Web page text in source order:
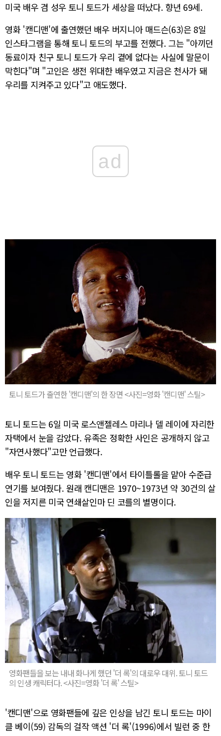
미국 배우 겸 성우 토니 토드가 세상을 떠났다. 향년 69세.
영화 '캔디맨'에 출연했던 배우 버지니아 매드슨(63)은 8일
인스타그램을 통해 토니 토드의 부고를 전했다. 그는 "아끼던
동료이자 친구 토니 토드가 우리 곁에 없다는 사실에 말문이
막힌다"며 "고인은 생전 위대한 배우였고 지금은 천사가 돼
우리를 지켜주고 있다"고 애도했다.
ad
토니 토드가 출연한 '캔디맨'의 한 장면 <사진=영화 '캔디맨' 스틸>
토니 토드는 6일 미국 로스앤젤레스 마리나 델 레이에 자리한
자택에서 눈을 감았다. 유족은 정확한 사인은 공개하지 않고
"자연사했다"고만 언급했다.
배우 토니 토드는 영화 '캔디맨'에서 타이틀롤을 맡아 수준급
연기를 보여줬다. 원래 캔디맨은 1970~1973년 약 30건의 살
인을 저지른 미국 연쇄살인마 딘 코를의 별명이다.
영화팬들을 보는 내내 화나게 했던 '더 록'의 대로우 대위. 토니 토드
의 인생 캐릭터다. <사진=영화 '더 록' 스틸>
'캔디맨'으로 영화팬들에 깊은 인상을 남긴 토니 토드는 마이
클 베이(59) 감독의 걸작 액션 '더 록'(1996)에서 빌런 중 한